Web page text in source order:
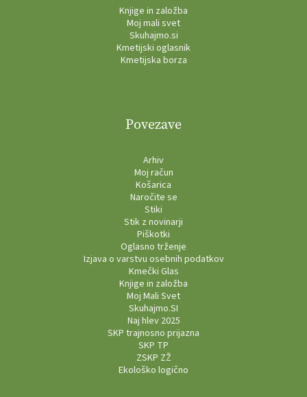
Knjige in založba
Moj mali svet
Skuhajmo.si
Kmetijski oglasnik
Kmetijska borza
Povezave
Arhiv
Moj račun
Košarica
Naročite se
Stiki
Stik z novinarji
Piškotki
Oglasno trženje
Izjava o varstvu osebnih podatkov
Kmečki Glas
Knjige in založba
Moj Mali Svet
Skuhajmo.SI
Naj hlev 2025
SKP trajnosno prijazna
SKP TP
ZSKP ZŽ
Ekološko logično